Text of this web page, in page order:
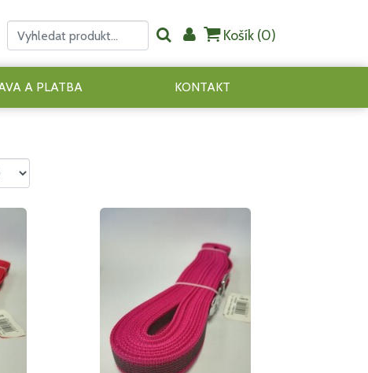
Košík (0)
A PLATBA KONTAKT